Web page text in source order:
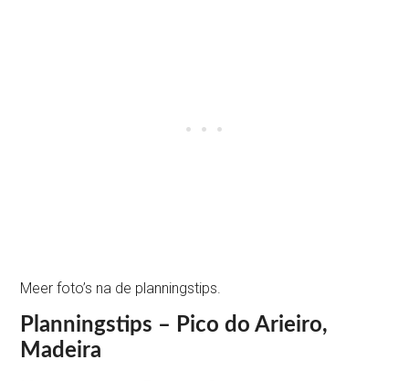
Meer foto’s na de planningstips.
Planningstips – Pico do Arieiro,
Madeira